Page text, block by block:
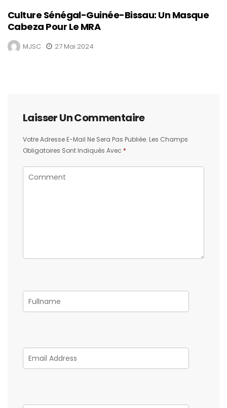
Culture Sénégal-Guinée-Bissau: Un Masque
Cabeza Pour Le MRA
MJSC 27 Mai 2024
Laisser Un Commentaire
Votre Adresse E-Mail Ne Sera Pas Publiée. Les Champs
Obligatoires Sont Indiqués Avec *